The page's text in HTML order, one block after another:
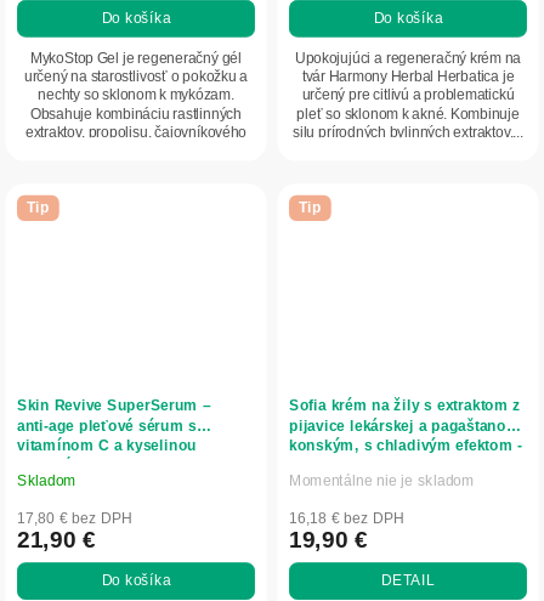
Do košíka
MykoStop Gel je regeneračný gél
určený na starostlivosť o pokožku a
nechty so sklonom k mykózam.
Obsahuje kombináciu rastlinných
extraktov, propolisu, čajovníkového
Do košíka
Upokojujúci a regeneračný krém na
tvár Harmony Herbal Herbatica je
určený pre citlivú a problematickú
pleť so sklonom k akné. Kombinuje
silu prírodných bylinných extraktov,...
Tip
Skin Revive SuperSerum –
anti‑age pleťové sérum s
vitamínom C a kyselinou
Priemerné
hodnotenie
produktu
je
5,0
Skladom
17,80 € bez DPH
21,90 €
Do košíka
Tip
Sofia krém na žily s extraktom z
pijavice lekárskej a pagaštanom
konským, s chladivým efektom -
Priemerné
hodnotenie
produktu
je
5,0
Momentálne nie je skladom
16,18 € bez DPH
19,90 €
DETAIL